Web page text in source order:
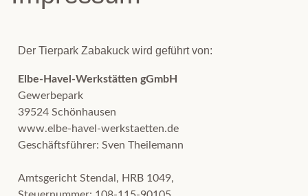
Der Tierpark Zabakuck wird geführt von:
Elbe-Havel-Werkstätten gGmbH
Gewerbepark
39524 Schönhausen
www.elbe-havel-werkstaetten.de
Geschäftsführer: Sven Theilemann
Amtsgericht Stendal, HRB 1049,